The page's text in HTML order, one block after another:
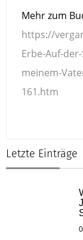
Mehr zum
https://
Erbe-Auf-
meinem-
161.htm
Letzte Einträge